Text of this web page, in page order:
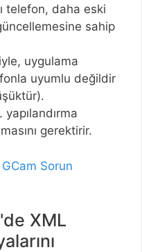
telefon, daha eski
sahip
uygulama
uyumlu değildir
gerektirir.
GCam Sorun
XML